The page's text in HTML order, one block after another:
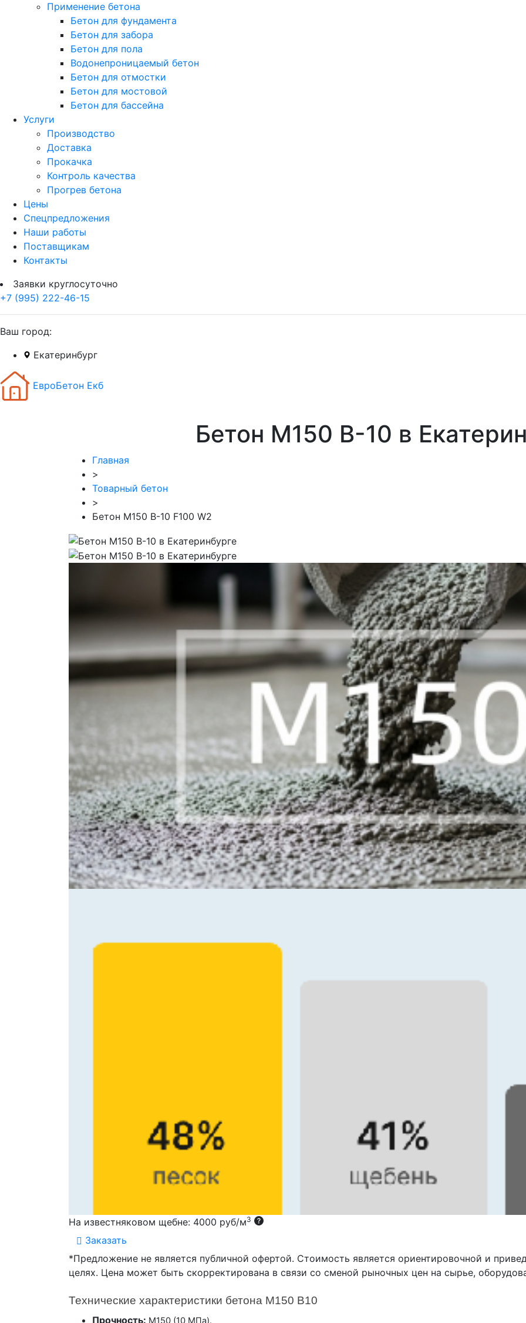
Применение бетона
Бетон для фундамента
Бетон для забора
Бетон для пола
Водонепроницаемый бетон
Бетон для отмостки
Бетон для мостовой
Бетон для бассейна
Услуги
Производство
Доставка
Прокачка
Контроль качества
Прогрев бетона
Цены
Спецпредложения
Наши работы
Поставщикам
Контакты
Заявки круглосуточно
+7 (995) 222-46-15
Ваш город:
Екатеринбург
ЕвроБетон Екб
Бетон М150 В-10 в
Главная
>
Товарный бетон
>
Бетон М150 В-10 F100 W2
На известняковом щебне: 4000 руб/м3
Заказать
*Предложение не является публичной офертой. Стоимость является ориентировочной и
целях. Цена может быть скорректирована в связи со сменой рыночных цен на сырье,
Технические характеристики бетона М150 В10
Прочность: М150 (10 МПа).